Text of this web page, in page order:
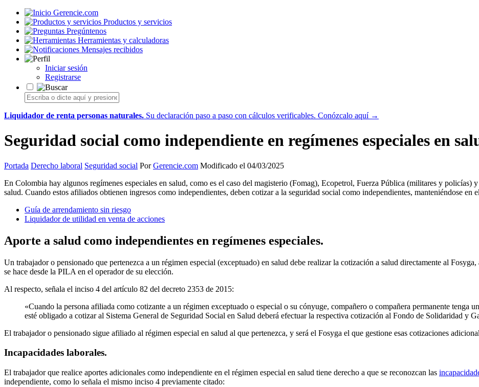
Gerencie.com
Productos y servicios
Pregúntenos
Herramientas y calculadoras
Mensajes recibidos
Iniciar sesión
Registrarse
Liquidador de renta personas naturales. Su declaración paso a paso con cálculos verificables. Conózcalo aquí →
Seguridad social como independiente en regímenes especiales en
Portada Derecho laboral Seguridad social PorGerencie.com Modificado el 04/03/2025
En Colombia hay algunos regímenes especiales en salud, como es el caso del magisterio (Fomag), Ecopetrol, Fuerza Pública (militares y policías)
salud. Cuando estos afiliados obtienen ingresos como independientes, deben cotizar a la seguridad social como independientes, manteniéndose en
Guía de arrendamiento sin riesgo
Liquidador de utilidad en venta de acciones
Aporte a salud como independientes en regímenes especiales.
Un trabajador o pensionado que pertenezca a un régimen especial (exceptuado) en salud debe realizar la cotización a salud directamente al
se hace desde la PILA en el operador de su elección.
Al respecto, señala el inciso 4 del artículo 82 del decreto 2353 de 2015:
«Cuando la persona afiliada como cotizante a un régimen exceptuado o especial o su cónyuge, compañero o compañera permanente tenga
esté obligado a cotizar al Sistema General de Seguridad Social en Salud deberá efectuar la respectiva cotización al Fondo de Solidaridad y
El trabajador o pensionado sigue afiliado al régimen especial en salud al que pertenezca, y será el Fosyga el que gestione esas cotizaciones
Incapacidades laborales.
El trabajador que realice aportes adicionales como independiente en el régimen especial en salud tiene derecho a que se reconozcan las
independiente, como lo señala el mismo inciso 4 previamente citado: